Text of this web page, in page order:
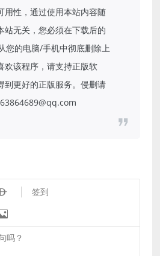
用性，通过使用本站内容随
站无关，您必须在下载后的
您的电脑/手机中彻底删除上
欢该程序，请支持正版软
到更好的正版服务。侵删请
签到